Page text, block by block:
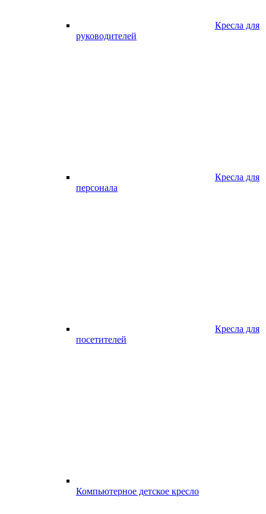
Кресла для
руководителей
Кресла для
персонала
Кресла для
посетителей
Компьютерное детское кресло